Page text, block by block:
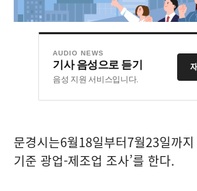
AUDIO NEWS
기사 음성으로 듣기
음성 지원 서비스입니다.
문경시는6월18일부터7월23일까
기준 광업-제조업 조사’를 한다.